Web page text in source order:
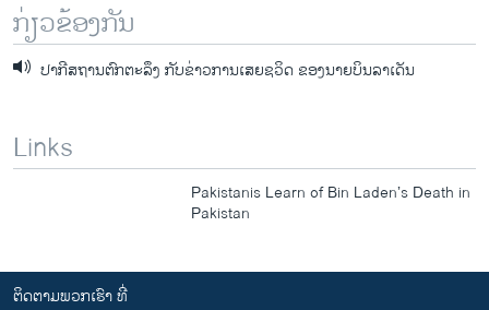
ກ່ຽວຂ້ອງກັນ
ປາກີສຖານຕົກຕະລຶງ ກັບຂ່າວການເສຍຊວິດ ຂອງນາຍບິນລາເດັນ
Links
Pakistanis Learn of Bin Laden’s Death in
Pakistan
ຕິດຕາມພວກເຮົາ ທີ່